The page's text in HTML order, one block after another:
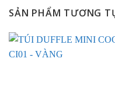
SẢN PHẨM TƯƠNG